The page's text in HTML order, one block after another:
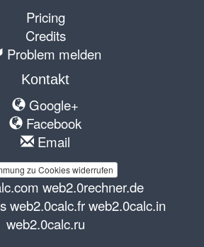
Pricing
Credits
Problem melden
Kontakt
Google+
Facebook
Email
zu Cookies widerrufen
web2.0rechner.de
web2.0calc.fr web2.0calc.in
web2.0calc.ru